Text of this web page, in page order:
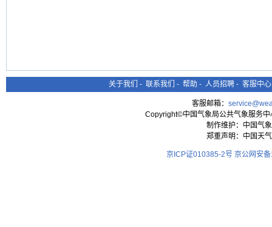
关于我们 - 联系我们 - 帮助 - 人员招聘 - 客服中心
客服邮箱：
Copyright©中国气象局公共气象服务
制作维护：中国气
郑重声明：中国天
京ICP证010385-2号 京公网安